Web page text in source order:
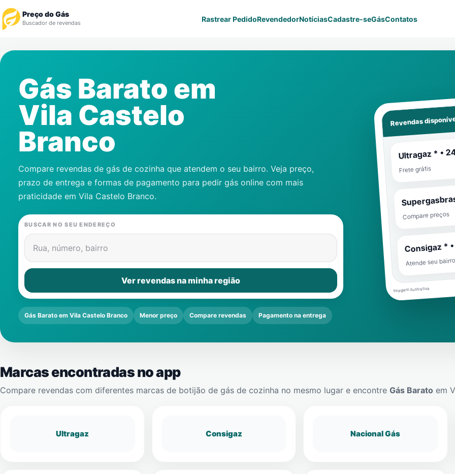
Preço do Gás
Buscador de revendas Rastrear PedidoRevendedorNotíciasCadastre-seGásContatos
Revendedor
Notícias
Cadastre-se
Contatos
Gás Barato em
Vila Castelo
Branco
Compare revendas de gás de cozinha que atendem o seu bairro. Veja preço,
prazo de entrega e formas de pagamento para pedir gás online com mais
praticidade em Vila Castelo Branco.
BUSCAR NO SEU ENDEREÇO
Rua, número, bairro
Ver revendas na minha região
Gás Barato em Vila Castelo Branco Menor preço Compare revendas Pagamento na entrega
Revendas
Ultragaz * •
Frete grátis
Compare preços
Consigaz *
Atende seu
Imagem ilustrativa
Marcas encontradas no app
Compare revendas com diferentes marcas de botijão de gás de cozinha no mesmo lugar e encontre Gás Barato em
Ultragaz Consigaz Nacional Gás